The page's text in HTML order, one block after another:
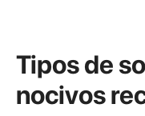
Tipos de
nocivos